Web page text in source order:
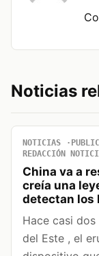
Noticias
NOTICIAS
REDACCIÓN
China va a
creía una
detectan los
Hace casi
del Este , el